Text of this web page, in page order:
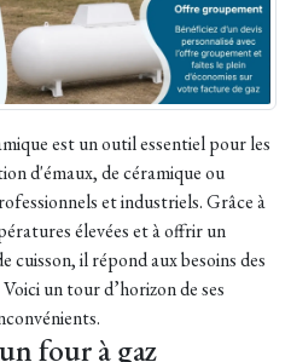
est un outil essentiel pour les
d'émaux, de céramique ou
et industriels. Grâce à
élevées et à offrir un
cuisson, il répond aux besoins des
un tour d’horizon de ses
four à gaz